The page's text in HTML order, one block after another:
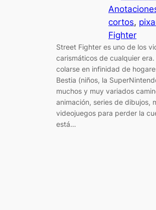
cortos,
Fighter
Street Fighter es uno de los
carismáticos de cualquier
colarse en infinidad de
Bestia (niños, la
muchos y muy variados
animación, series de dibujos,
videojuegos para perder la
está…